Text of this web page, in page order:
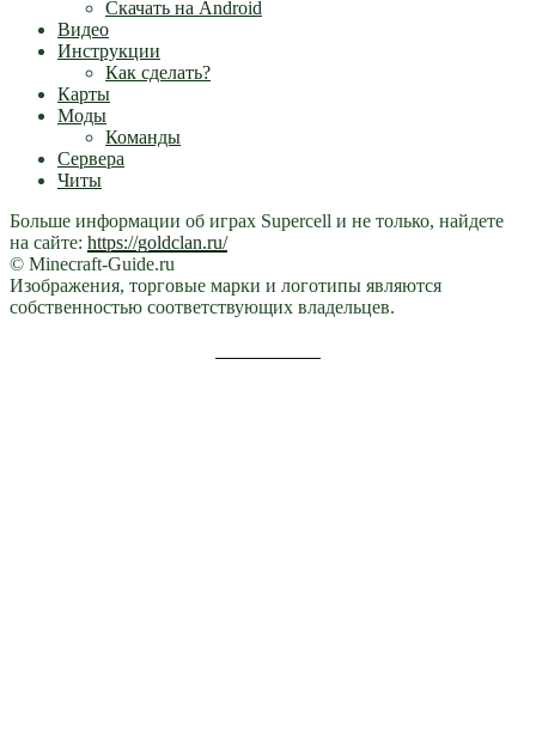
Скачать на Android
Видео
Инструкции
Как сделать?
Карты
Моды
Команды
Сервера
Читы
Больше информации об играх Supercell и не только, найдете
на сайте: https://goldclan.ru/
© Minecraft-Guide.ru
Изображения, торговые марки и логотипы являются
собственностью соответствующих владельцев.